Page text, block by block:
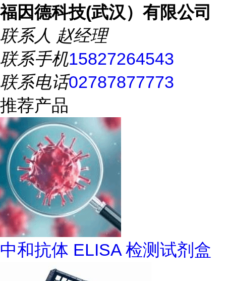
福因德科技(武汉）有限公司
联系人 赵经理
联系手机15827264543
联系电话02787877773
推荐产品
中和抗体 ELISA 检测试剂盒